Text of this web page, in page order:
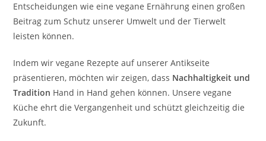
Entscheidungen wie eine vegane Ernährung einen großen
Beitrag zum Schutz unserer Umwelt und der Tierwelt
leisten können.
Indem wir vegane Rezepte auf unserer Antikseite
präsentieren, möchten wir zeigen, dass Nachhaltigkeit und
Tradition Hand in Hand gehen können. Unsere vegane
Küche ehrt die Vergangenheit und schützt gleichzeitig die
Zukunft.